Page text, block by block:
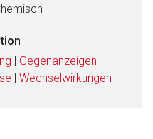
| Gegenanzeigen
| Wechselwirkungen